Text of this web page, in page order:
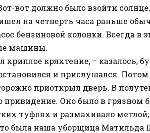
вот должно было взойти
на четверть часа раньше
бензиновой колонки. Всегда в
машины.
кряхтение, – казалось,
и прислушался.
приоткрыл дверь. В
Оно было в грязном
туфлях и размахивало метлой;
была наша уборщица Матильда